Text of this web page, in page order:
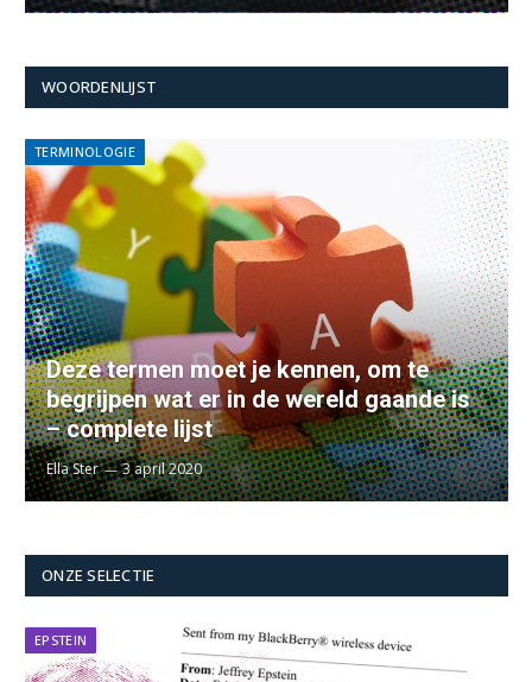
WOORDENLIJST
TERMINOLOGIE
Deze termen moet je kennen, om te
begrijpen wat er in de wereld gaande is
– complete lijst
Ella Ster 3 april 2020
ONZE SELECTIE
EPSTEIN